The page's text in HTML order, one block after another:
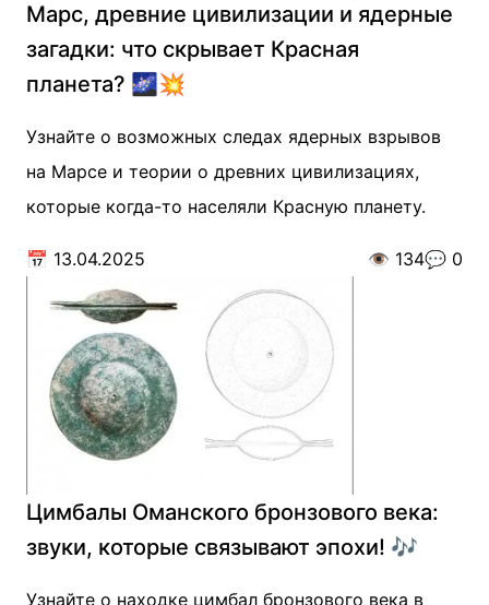
Марс, древние цивилизации и ядерные
загадки: что скрывает Красная
планета? 🌌💥
Узнайте о возможных следах ядерных взрывов
на Марсе и теории о древних цивилизациях,
которые когда-то населяли Красную планету.
📅 13.04.2025 👁️ 134💬 0
Цимбалы Оманского бронзового века:
звуки, которые связывают эпохи! 🎶
Узнайте о находке цимбал бронзового века в